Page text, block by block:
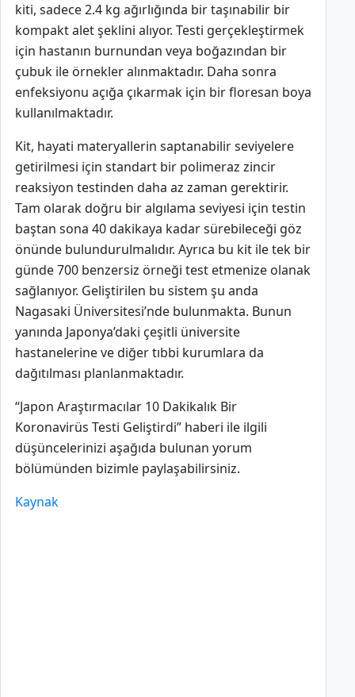
kiti, sadece 2.4 kg ağırlığında bir taşınabilir bir
kompakt alet şeklini alıyor. Testi gerçekleştirmek
için hastanın burnundan veya boğazından bir
çubuk ile örnekler alınmaktadır. Daha sonra
enfeksiyonu açığa çıkarmak için bir floresan boya
kullanılmaktadır.
Kit, hayati materyallerin saptanabilir seviyelere
getirilmesi için standart bir polimeraz zincir
reaksiyon testinden daha az zaman gerektirir.
Tam olarak doğru bir algılama seviyesi için testin
baştan sona 40 dakikaya kadar sürebileceği göz
önünde bulundurulmalıdır. Ayrıca bu kit ile tek bir
günde 700 benzersiz örneği test etmenize olanak
sağlanıyor. Geliştirilen bu sistem şu anda
Nagasaki Üniversitesi’nde bulunmakta. Bunun
yanında Japonya’daki çeşitli üniversite
hastanelerine ve diğer tıbbi kurumlara da
dağıtılması planlanmaktadır.
“Japon Araştırmacılar 10 Dakikalık Bir
Koronavirüs Testi Geliştirdi” haberi ile ilgili
düşüncelerinizi aşağıda bulunan yorum
bölümünden bizimle paylaşabilirsiniz.
Kaynak